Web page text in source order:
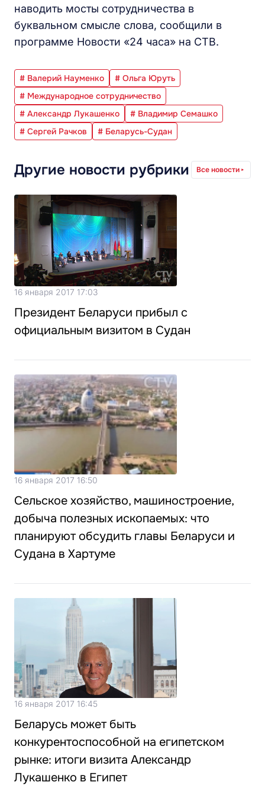
наводить мосты сотрудничества в
буквальном смысле слова, сообщили в
программе Новости «24 часа» на СТВ.
# Валерий Науменко
# Ольга Юруть
# Международное сотрудничество
# Александр Лукашенко
# Владимир Семашко
# Сергей Рачков
# Беларусь-Судан
Другие новости рубрики Все новости
16 января 2017 17:03
Президент Беларуси прибыл с
официальным визитом в Судан
16 января 2017 16:50
Сельское хозяйство, машиностроение,
добыча полезных ископаемых: что
планируют обсудить главы Беларуси и
Судана в Хартуме
16 января 2017 16:45
Беларусь может быть
конкурентоспособной на египетском
рынке: итоги визита Александр
Лукашенко в Египет